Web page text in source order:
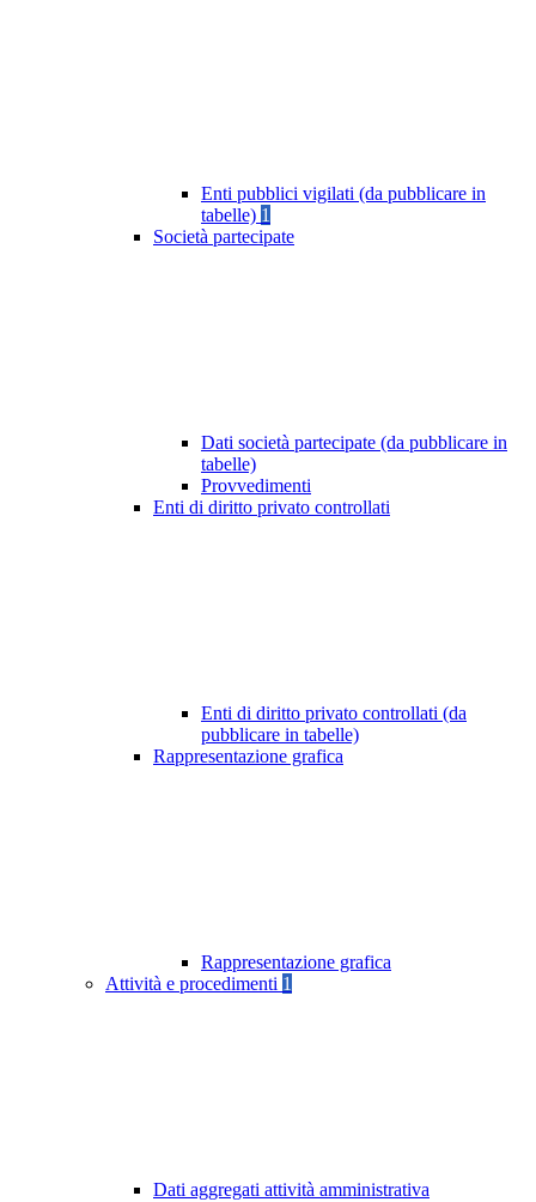
Enti pubblici vigilati (da pubblicare in
tabelle) 1
Società partecipate
Dati società partecipate (da pubblicare in
tabelle)
Provvedimenti
Enti di diritto privato controllati
Enti di diritto privato controllati (da
pubblicare in tabelle)
Rappresentazione grafica
Rappresentazione grafica
Attività e procedimenti 1
Dati aggregati attività amministrativa